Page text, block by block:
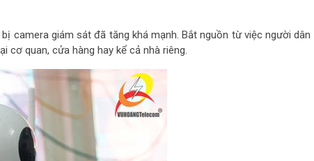
camera giám sát đã tăng khá mạnh. Bắt nguồn từ việc người
quan, cửa hàng hay kể cả nhà riêng.